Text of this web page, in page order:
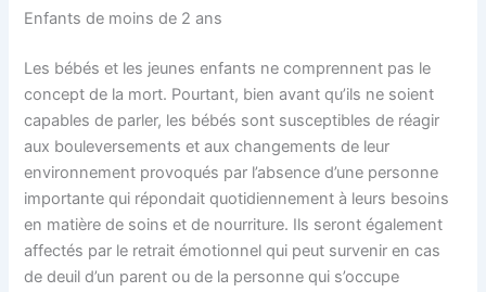
Enfants de moins de 2 ans
Les bébés et les jeunes enfants ne comprennent pas le
concept de la mort. Pourtant, bien avant qu’ils ne soient
capables de parler, les bébés sont susceptibles de réagir
aux bouleversements et aux changements de leur
environnement provoqués par l’absence d’une personne
importante qui répondait quotidiennement à leurs besoins
en matière de soins et de nourriture. Ils seront également
affectés par le retrait émotionnel qui peut survenir en cas
de deuil d’un parent ou de la personne qui s’occupe